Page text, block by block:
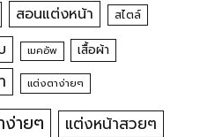
สอนแต่งหน้า สไตล์
เมคอัพ เสื้อผ้า
แต่งตาง่ายๆ
ง่ายๆ แต่งหน้าสวยๆ